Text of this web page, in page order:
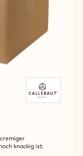
knackig ist.